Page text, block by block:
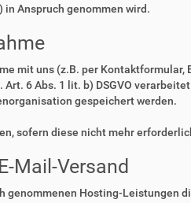
in Anspruch genommen wird.
mit uns (z.B. per
Art. 6 Abs. 1 lit. b) DSGVO
gespeichert werden.
sofern diese nicht mehr
Mail-Versand
genommenen Hosting-